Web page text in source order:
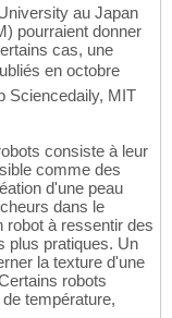
au Japan
pourraient donner
cas, une
en octobre
Sciencedaily, MIT
consiste à leur
comme des
d'une peau
dans le
robot à ressentir des
plus pratiques. Un
la texture d'une
robots
température,